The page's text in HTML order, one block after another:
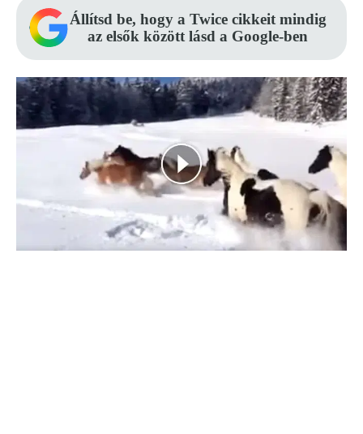
Állítsd be, hogy a Twice cikkeit mindig
az elsők között lásd a Google-ben